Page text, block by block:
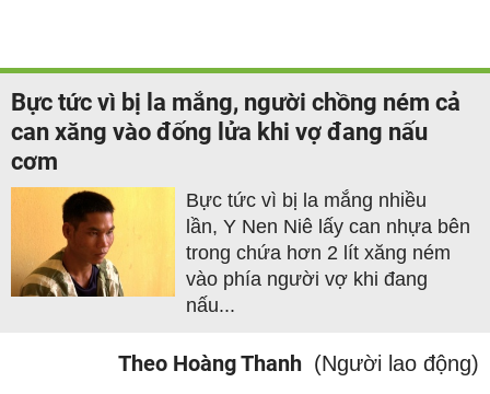
Bực tức vì bị la mắng, người chồng ném cả
can xăng vào đống lửa khi vợ đang nấu
cơm
Bực tức vì bị la mắng nhiều
lần, Y Nen Niê lấy can nhựa bên
trong chứa hơn 2 lít xăng ném
vào phía người vợ khi đang
nấu...
Theo Hoàng Thanh (Người lao động)